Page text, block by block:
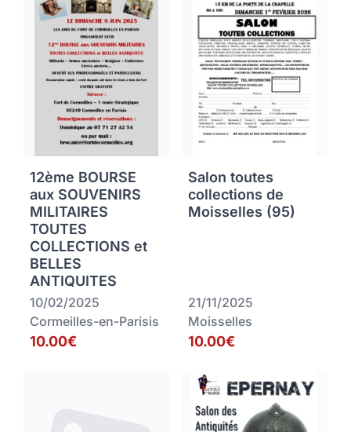
12ème BOURSE
aux SOUVENIRS
MILITAIRES
TOUTES
COLLECTIONS et
BELLES
ANTIQUITES
10/02/2025
Cormeilles-en-Parisis
10.00€
Salon toutes
collections de
Moisselles (95)
21/11/2025
Moisselles
10.00€